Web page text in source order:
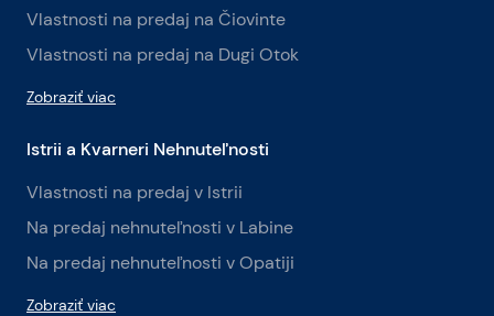
Vlastnosti na predaj na Čiovinte
Vlastnosti na predaj na Dugi Otok
Zobraziť viac
Istrii a Kvarneri Nehnuteľnosti
Vlastnosti na predaj v Istrii
Na predaj nehnuteľnosti v Labine
Na predaj nehnuteľnosti v Opatiji
Zobraziť viac